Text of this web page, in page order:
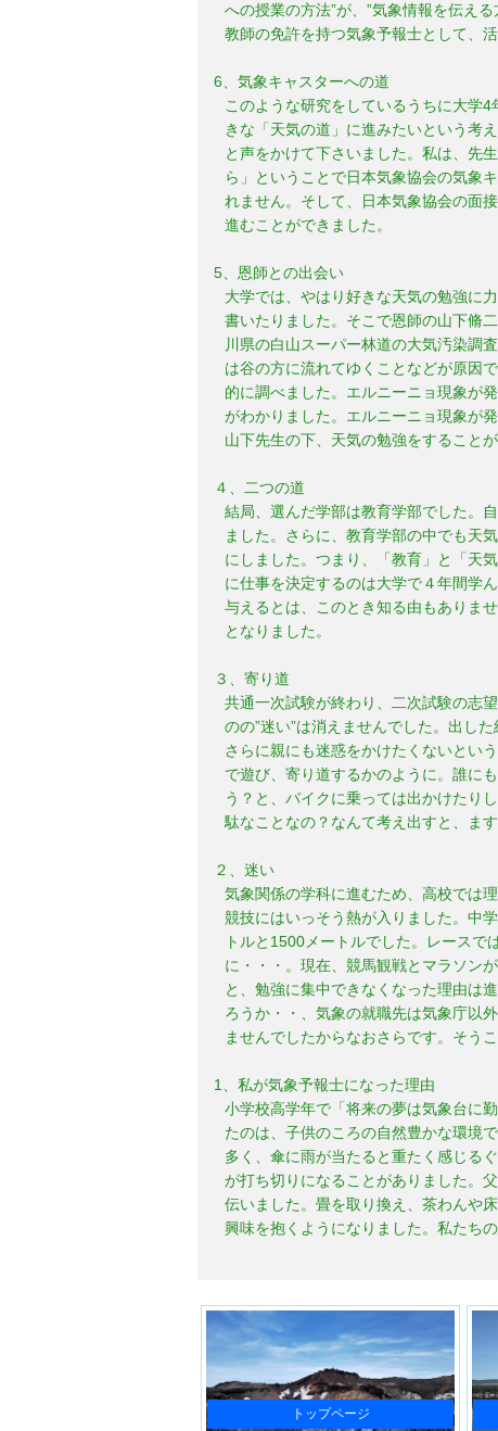
への授業の方法”が、”気象情報を伝え
教師の免許を持つ気象予報士として、
6、気象キャスターへの道
このような研究をしているうちに大学
きな「天気の道」に進みたいという考
と声をかけて下さいました。私は、先
ら」ということで日本気象協会の気象
れません。そして、日本気象協会の面
進むことができました。
5、恩師との出会い
大学では、やはり好きな天気の勉強に
書いたりました。そこで恩師の山下脩
川県の白山スーパー林道の大気汚染調
は谷の方に流れてゆくことなどが原因
的に調べました。エルニーニョ現象が
がわかりました。エルニーニョ現象が
山下先生の下、天気の勉強をすること
４、二つの道
結局、選んだ学部は教育学部でした。
ました。さらに、教育学部の中でも天
にしました。つまり、「教育」と「天
に仕事を決定するのは大学で４年間学
与えるとは、このとき知る由もありま
となりました。
３、寄り道
共通一次試験が終わり、二次試験の志
のの”迷い”は消えませんでした。出し
さらに親にも迷惑をかけたくないとい
で遊び、寄り道するかのように。誰に
う？と、バイクに乗っては出かけたり
駄なことなの？なんて考え出すと、ま
２、迷い
気象関係の学科に進むため、高校では
競技にはいっそう熱が入りました。中
トルと1500メートルでした。レース
に・・・。現在、競馬観戦とマラソン
と、勉強に集中できなくなった理由は
ろうか・・、気象の就職先は気象庁以
ませんでしたからなおさらです。そう
1、私が気象予報士になった理由
小学校高学年で「将来の夢は気象台に
たのは、子供のころの自然豊かな環境
多く、傘に雨が当たると重たく感じる
が打ち切りになることがありました。
伝いました。畳を取り換え、茶わんや
興味を抱くようになりました。私たち
トップページ